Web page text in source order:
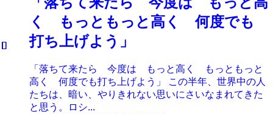
く もっともっと高く 何度でも
打ち上げよう」
「落ちて来たら 今度は もっと高く もっともっと
高く 何度でも打ち上げよう」 この半年、世界中の人
たちは、暗い、やりきれない思いにさいなまれてきた
と思う。ロシ...